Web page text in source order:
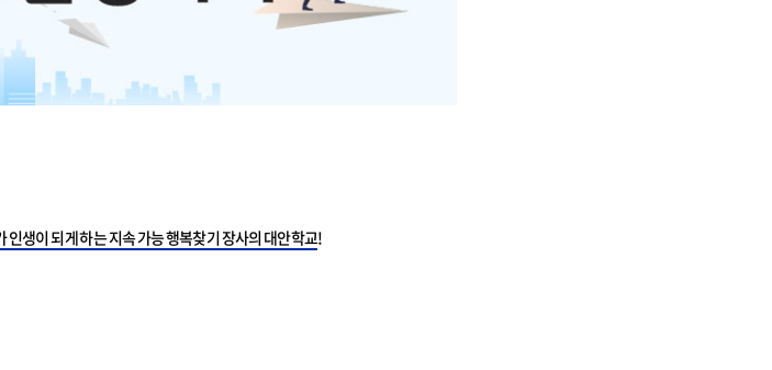
인생이 되게 하는 지속 가능 행복찾기 장사의 대안학교!